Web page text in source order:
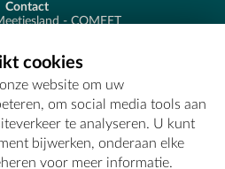
Contact
- COMEET
09 373 75 96
cookies
website om uw
om social media tools aan
te analyseren. U kunt
bijwerken, onderaan elke
voor meer informatie.